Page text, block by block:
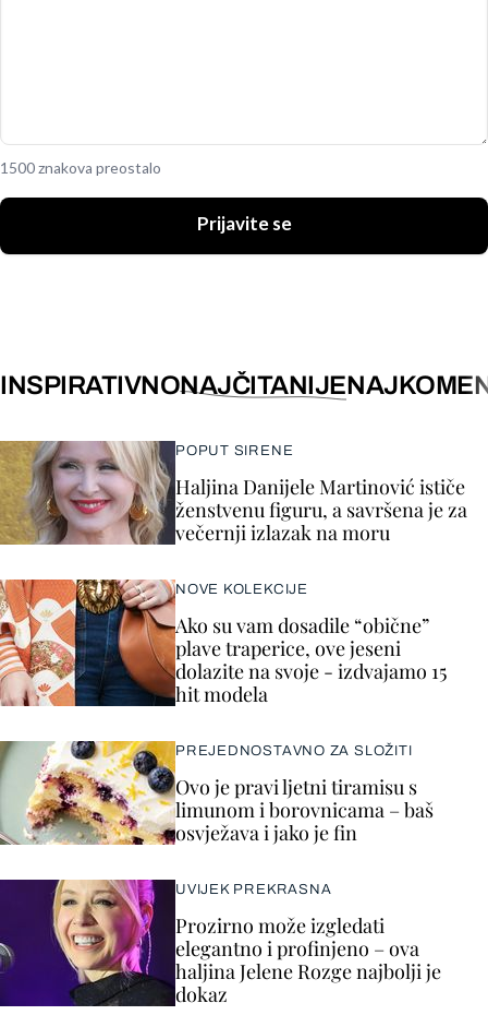
1500 znakova preostalo
Prijavite se
INSPIRATIVNONAJČITANIJE
POPUT SIRENE
Haljina Danijele Martinović ističe
ženstvenu figuru, a savršena je za
večernji izlazak na moru
NOVE KOLEKCIJE
Ako su vam dosadile “obične”
plave traperice, ove jeseni
dolazite na svoje - izdvajamo 15
hit modela
PREJEDNOSTAVNO ZA SLOŽITI
Ovo je pravi ljetni tiramisu s
limunom i borovnicama – baš
osvježava i jako je fin
UVIJEK PREKRASNA
Prozirno može izgledati
elegantno i profinjeno – ova
haljina Jelene Rozge najbolji je
dokaz